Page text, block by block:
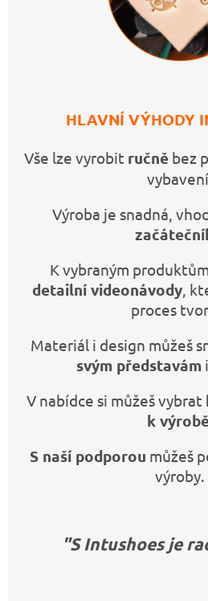
HLAVNÍ VÝHODY
Vše lze vyrobit ručně bez
Výroba je snadná,
K vybraným
detailní videonávody,
proces
Materiál i design můžeš
svým představámi
V nabídce si můžeš vybrat
k
S naší podporou můžeš
výroby.
"S Intushoes je